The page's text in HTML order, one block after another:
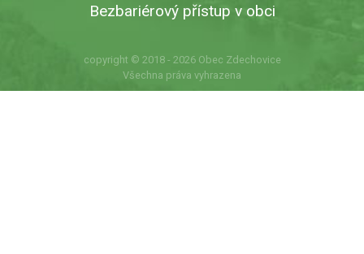
Bezbariérový přístup v obci
copyright © 2018 - 2026 Obec Zdechovice
Všechna práva vyhrazena